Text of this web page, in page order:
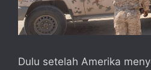
Dulu setelah Amerika